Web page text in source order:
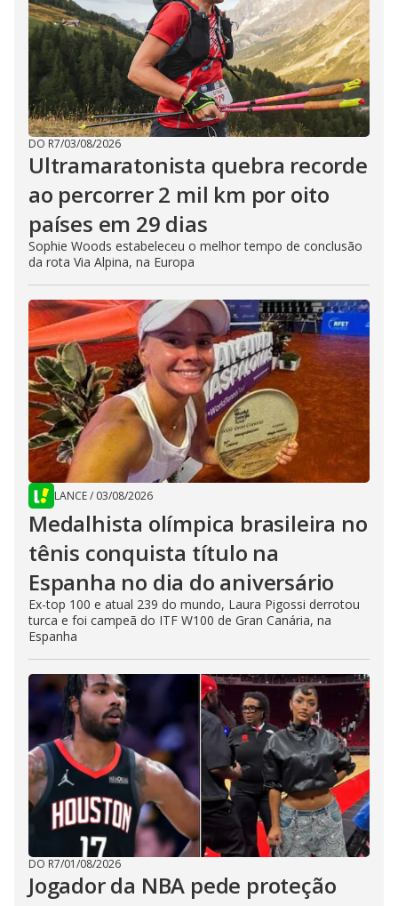
DO R7/03/08/2026
Ultramaratonista quebra recorde
ao percorrer 2 mil km por oito
países em 29 dias
Sophie Woods estabeleceu o melhor tempo de conclusão
da rota Via Alpina, na Europa
LANCE/ 03/08/2026
Medalhista olímpica brasileira no
tênis conquista título na
Espanha no dia do aniversário
Ex-top 100 e atual 239 do mundo, Laura Pigossi derrotou
turca e foi campeã do ITF W100 de Gran Canária, na
Espanha
DO R7/01/08/2026
Jogador da NBA pede proteção